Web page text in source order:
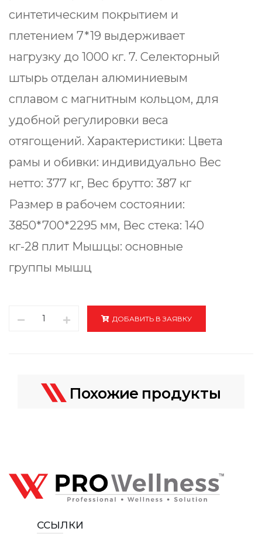
синтетическим покрытием и
плетением 7*19 выдерживает
нагрузку до 1000 кг. 7. Селекторный
штырь отделан алюминиевым
сплавом с магнитным кольцом, для
удобной регулировки веса
отягощений. Характеристики: Цвета
рамы и обивки: индивидуально Вес
нетто: 377 кг, Вес брутто: 387 кг
Размер в рабочем состоянии:
3850*700*2295 мм, Вес стека: 140
кг-28 плит Мышцы: основные
группы мышц
1 ДОБАВИТЬ В ЗАЯВКУ
Похожие продукты
ССЫЛКИ